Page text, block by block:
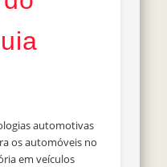
automotivas
os automóveis no
em veículos